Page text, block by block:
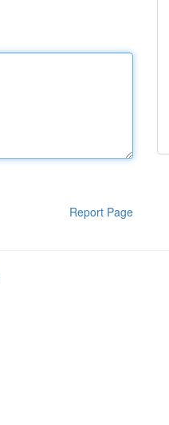
Report Page